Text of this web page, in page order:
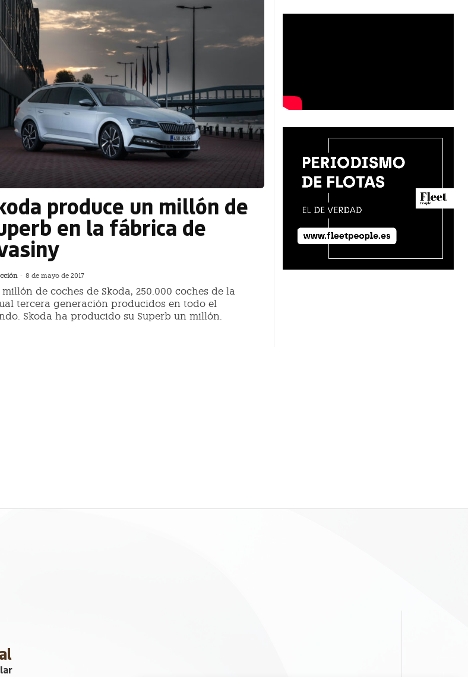
produce un millón de
en la fábrica de
- 8 de mayo de 2017
millón de coches de Skoda, 250.000 coches de la
tercera generación producidos en todo el
Skoda ha producido su Superb un millón.